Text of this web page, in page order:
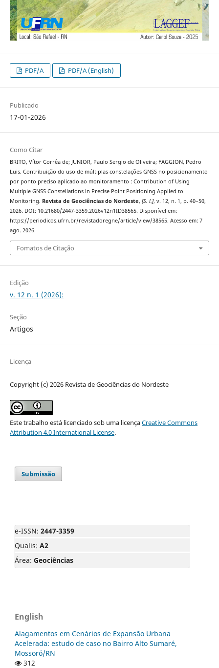
PDF/A PDF/A (English)
Publicado
17-01-2026
Como Citar
BRITO, Vítor Corrêa de; JUNIOR, Paulo Sergio de Oliveira; FAGGION, Pedro
Luis. Contribuição do uso de múltiplas constelações GNSS no posicionamento
por ponto preciso aplicado ao monitoramento : Contribution of Using
Multiple GNSS Constellations in Precise Point Positioning Applied to
Monitoring. Revista de Geociências do Nordeste, [S. l.], v. 12, n. 1, p. 40–50,
2026. DOI: 10.21680/2447-3359.2026v12n1ID38565. Disponível em:
https://periodicos.ufrn.br/revistadoregne/article/view/38565. Acesso em: 7
ago. 2026.
Fomatos de Citação
Edição
v. 12 n. 1 (2026):
Seção
Artigos
Licença
Copyright (c) 2026 Revista de Geociências do Nordeste
Este trabalho está licenciado sob uma licençaCreative Commons
Attribution 4.0 International License.
Submissão
e-ISSN: 2447-3359
Qualis: A2
Área: Geociências
English
Alagamentos em Cenários de Expansão Urbana
Acelerada: estudo de caso no Bairro Alto Sumaré,
Mossoró/RN
312